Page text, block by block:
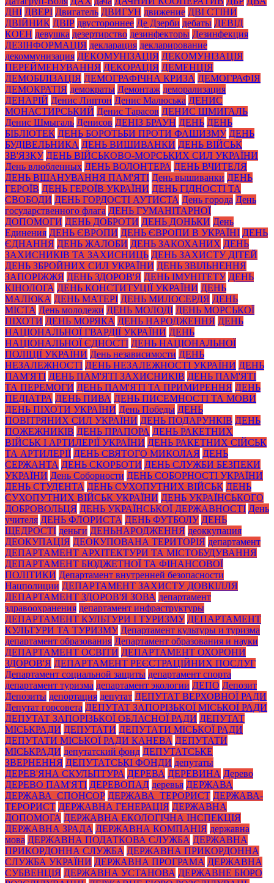
ДНІ ДВЕРІ Двигатель ДВИГУН движение ДВІ СТІНИ
ДВІЙНИК ДВІР двустороннее Де Дзерби дебаты ДЕВІД
КОЕН девушка дезертирство дезинфекторы Дезинфекция
ДЕЗІНФОРМАЦІЯ декларация декларирование
декоммунизация ДЕКОМУНІЗАЦІЯ ДЕКОМУНІЗАЦІЯ
ПЕРЕЙМЕНУВАННЯ ДЕКОРАЦІЯ ДЕМЕНЦІЯ
ДЕМОБІЛІЗАЦІЯ ДЕМОГРАФІЧНА КРИЗА ДЕМОГРАФІЯ
ДЕМОКРАТІЯ демократы Демонтаж деморализация
ДЕНАРІЙ Денис Липтон Денис Малюська ДЕНИС
МОНАСТИРСЬКИЙ Денис Тарасов ДЕНИС ШМИГАЛЬ
Денис Шмыгаль Денисов ДЕНІЗ БРАУН ДЕНЬ ДЕНЬ
БІБЛІОТЕК ДЕНЬ БОРОТЬБИ ПРОТИ ФАШИЗМУ ДЕНЬ
БУДІВЕЛЬНИКА ДЕНЬ ВИШИВАНКИ ДЕНЬ ВІЙСЬК
ЗВ'ЯЗКУ ДЕНЬ ВІЙСЬКОВО-МОРСЬКИХ СИЛ УКРАЇНИ
День влюбленных ДЕНЬ ВОЛОНТЕРА ДЕНЬ ВЧИТЕЛЯ
ДЕНЬ ВШАНУВАННЯ ПАМ'ЯТІ День вышиванки ДЕНЬ
ГЕРОЇВ ДЕНЬ ГЕРОЇВ УКРАЇНИ ДЕНЬ ГІДНОСТІ ТА
СВОБОДИ ДЕНЬ ГОРДОСТІ АУТИСТА День города День
государственного флага ДЕНЬ ГУМАНІТАРНОЇ
ДОПОМОГИ ДЕНЬ ДОБРОТИ ДЕНЬ ДОНЬКИ День
Единения ДЕНЬ ЄВРОПИ ДЕНЬ ЄВРОПИ В УКРАЇНІ ДЕНЬ
ЄДНАННЯ ДЕНЬ ЖАЛОБИ ДЕНЬ ЗАКОХАНИХ ДЕНЬ
ЗАХИСНИКІВ ТА ЗАХИСНИЦЬ ДЕНЬ ЗАХИСТУ ДІТЕЙ
ДЕНЬ ЗБРОЙНИХ СИЛ УКРАЇНИ ДЕНЬ ЗВІЛЬНЕННЯ
ЗАПОРІЖЖЯ ДЕНЬ ЗДОРОВ'Я ДЕНЬ ІМУНІТЕТУ ДЕНЬ
КІНОЛОГА ДЕНЬ КОНСТИТУЦІЇ УКРАЇНИ ДЕНЬ
МАЛЮКА ДЕНЬ МАТЕРІ ДЕНЬ МИЛОСЕРДЯ ДЕНЬ
МІСТА День молодежи ДЕНЬ МОЛОДІ ДЕНЬ МОРСЬКОЇ
ПІХОТИ ДЕНЬ МОРЯКА ДЕНЬ НАРОДЖЕННЯ ДЕНЬ
НАЦІОНАЛЬНОЇ ГВАРДІЇ УКРАЇНИ ДЕНЬ
НАЦІОНАЛЬНОЇ ЄДНОСТІ ДЕНЬ НАЦІОНАЛЬНОЇ
ПОЛІЦІЇ УКРАЇНИ День независимости ДЕНЬ
НЕЗАЛЕЖНОСТІ ДЕНЬ НЕЗАЛЕЖНОСТІ УКРАЇНИ ДЕНЬ
ПАМ'ЯТІ ДЕНЬ ПАМ'ЯТІ ЗАХИСНИКІВ ДЕНЬ ПАМ'ЯТІ
ТА ПЕРЕМОГИ ДЕНЬ ПАМ'ЯТІ ТА ПРИМИРЕННЯ ДЕНЬ
ПЕДІАТРА ДЕНЬ ПИВА ДЕНЬ ПИСЕМНОСТІ ТА МОВИ
ДЕНЬ ПІХОТИ УКРАЇНИ День Победы ДЕНЬ
ПОВІТРЯНИХ СИЛ УКРАЇНИ ДЕНЬ ПОДАРУНКІВ ДЕНЬ
ПОЖЕЖНИКІВ ДЕНЬ ПРАПОРА ДЕНЬ РАКЕТНИХ
ВІЙСЬК І АРТИЛЕРІЇ УКРАЇНИ ДЕНЬ РАКЕТНИХ СІЙСЬК
ТА АРТИЛЕРІЇ ДЕНЬ СВЯТОГО МИКОЛАЯ ДЕНЬ
СЕРЖАНТА ДЕНЬ СКОРБОТИ ДЕНЬ СЛУЖБИ БЕЗПЕКИ
УКРАЇНИ День Соборности ДЕНЬ СОБОРНОСТІ УКРАЇНИ
ДЕНЬ СТУДЕНТА ДЕНЬ СУХОПУТНИХ ВІЙСЬК ДЕНЬ
СУХОПУТНИХ ВІЙСЬК УКРАЇНИ ДЕНЬ УКРАЇНСЬКОГО
ДОБРОВОЛЬЦЯ ДЕНЬ УКРАЇНСЬКОЇ ДЕРЖАВНОСТІ День
учителя ДЕНЬ ФЛОРИСТА ДЕНЬ ФУТБОЛУ ДЕНЬ
ЩЕДРОСТІ деньги ДЕНЬНАРОДЖЕННЯ деоккупация
ДЕОКУПАЦІЯ ДЕОКУПОВАНА ТЕРИТОРІЯ департамент
ДЕПАРТАМЕНТ АРХІТЕКТУРИ ТА МІСТОБУДУВАННЯ
ДЕПАРТАМЕНТ БЮДЖЕТНОЇ ТА ФІНАНСОВОЇ
ПОЛІТИКИ Департамент внутренней безопасности
Нацполиции ДЕПАРТАМЕНТ ЗАХИСТУ ДОВКІЛЛЯ
ДЕПАРТАМЕНТ ЗДОРОВ'Я ЗОВА департамент
здравоохранения департамент инфраструктуры
ДЕПАРТАМЕНТ КУЛЬТУРИ І ТУРИЗМУ ДЕПАРТАМЕНТ
КУЛЬТУРИ ТА ТУРИЗМУ Департамент культуры и туризма
департамент образования Департамент образования и науки
ДЕПАРТАМЕНТ ОСВІТИ ДЕПАРТАМЕНТ ОХОРОНИ
ЗДОРОВ'Я ДЕПАРТАМЕНТ РЕЄСТРАЦІЙНИХ ПОСЛУГ
Департамент социальной защиты департамент спорта
департамент туризма департамент экологии ДЕПО Депозит
Депозиты депортация депутат ДЕПУТАТ ВЕРХОВНОЇ РАДИ
Депутат горсовета ДЕПУТАТ ЗАПОРІЗЬКОЇ МІСЬКОЇ РАДИ
ДЕПУТАТ ЗАПОРІЗЬКОЇ ОБЛАСНОЇ РАДИ ДЕПУТАТ
МІСЬКРАДИ ДЕПУТАТИ ДЕПУТАТИ МІСЬКОЇ РАДИ
ДЕПУТАТИ МІСЬКОЇ РАДИ КАНЕВА ДЕПУТАТИ
МІСЬКРАДИ депутатский фонд ДЕПУТАТСЬКЕ
ЗВЕРНЕННЯ ДЕПУТАТСЬКІ ФОНДИ депутаты
ДЕРЕВ'ЯНА СКУЛЬПТУРА ДЕРЕВА ДЕРЕВИНА Дерево
ДЕРЕВО ПАМ'ЯТІ ДЕРЕВОПАД деревья ДЕРЖАВА
ДЕРЖАВА_СПОНСОР ДЕРЖАВА_ТЕРОРИСТ ДЕРЖАВА-
ТЕРОРИСТ ДЕРЖАВНА ГЕНЕРАЦІЯ ДЕРЖАВНА
ДОПОМОГА ДЕРЖАВНА ЕКОЛОГІЧНА ІНСПЕКЦІЯ
ДЕРЖАВНА ЗРАДА ДЕРЖАВНА КОМПАНІЯ державна
мова ДЕРЖАВНА ПОДАТКОВА СЛУЖБА ДЕРЖАВНА
ПРИКОРДОННА СЛУЖБА ДЕРЖАВНА ПРИКОРДОННА
СЛУЖБА УКРАЇНИ ДЕРЖАВНА ПРОГРАМА ДЕРЖАВНА
СУБВЕНЦІЯ ДЕРЖАВНА УСТАНОВА ДЕРЖАВНЕ БЮРО